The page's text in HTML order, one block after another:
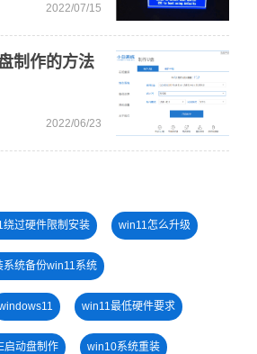
2022/07/15
制作的方法
2022/06/23
绕过硬件限制安装 win11怎么升级
系统备份win11系统
win11最低硬件要求
启动盘制作 win10系统重装